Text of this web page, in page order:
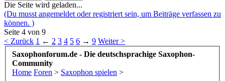
Die Seite wird geladen...
(Du musst angemeldet oder registriert sein, um Beiträge verfassen zu
können. )
Seite 4 von 9
< Zurück 1 ← 2 3 4 5 6 → 9 Weiter >
Saxophonforum.de - Die deutschsprachige Saxophon-
Community
Home Foren > Saxophon spielen >